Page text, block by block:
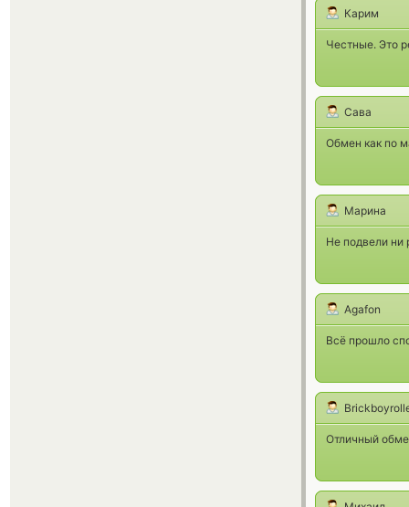
Карим
Честные. Это
Сава
Обмен как по
Марина
Не подвели ни
Agafon
Всё прошло
Отличный